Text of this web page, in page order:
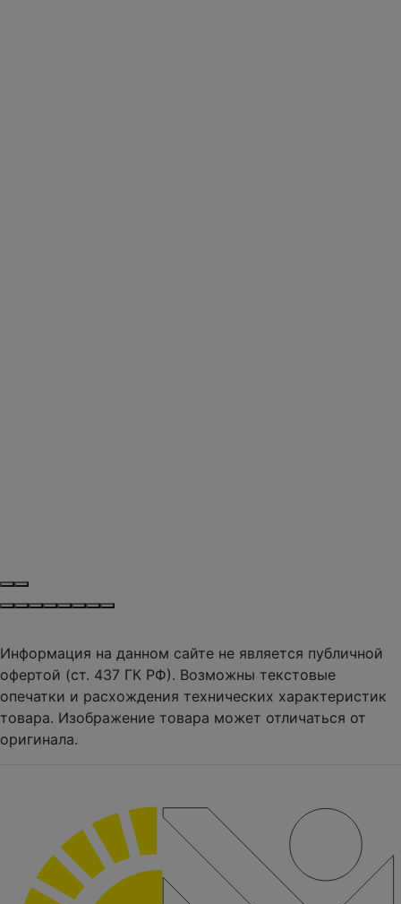
Информация на данном сайте не является публичной
офертой (ст. 437 ГК РФ). Возможны текстовые
опечатки и расхождения технических характеристик
товара. Изображение товара может отличаться от
оригинала.